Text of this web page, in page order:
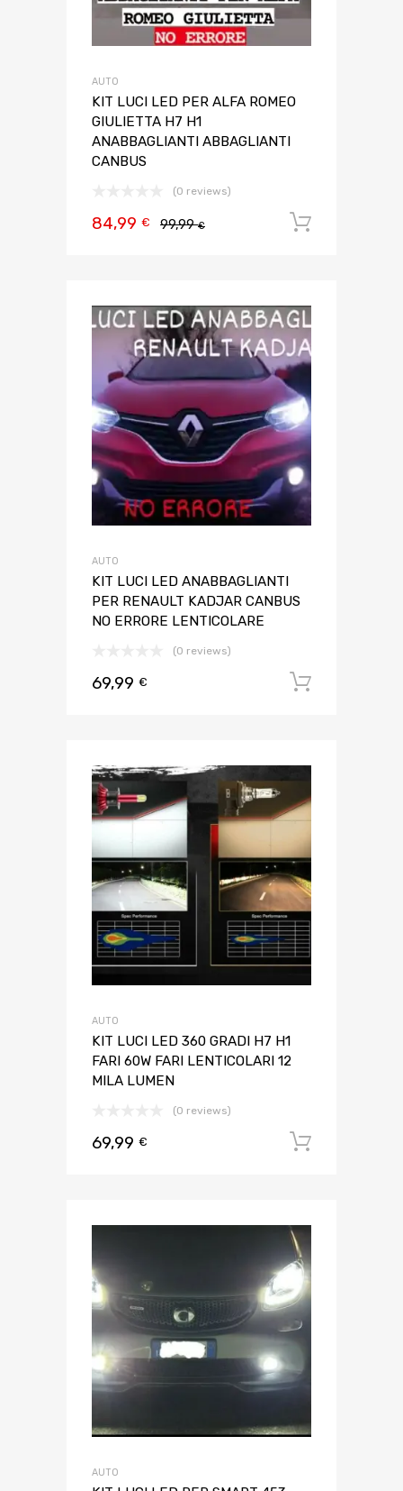
AUTO
KIT LUCI LED PER ALFA ROMEO
GIULIETTA H7 H1
ANABBAGLIANTI ABBAGLIANTI
CANBUS
(0 reviews)
99,99€
84,99 €
AUTO
KIT LUCI LED ANABBAGLIANTI
PER RENAULT KADJAR CANBUS
NO ERRORE LENTICOLARE
(0 reviews)
69,99 €
AUTO
KIT LUCI LED 360 GRADI H7 H1
FARI 60W FARI LENTICOLARI 12
MILA LUMEN
(0 reviews)
69,99 €
AUTO